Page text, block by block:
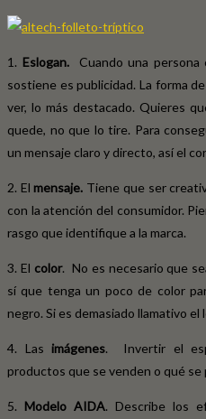
1. Eslogan.
Cuando una
sostiene es publicidad. La forma
ver, lo más destacado. Quieres
quede, no que lo tire. Para
un mensaje claro y directo, así el
2. Elmensaje. Tiene que ser
con la atención del consumidor.
rasgo que identifique a la marca.
3. El color. No es necesario que
sí que tenga un poco de color
negro. Si es demasiado llamativo
4. Lasimágenes. Invertir el
productos que se venden o qué se
5. Modelo AIDA. Describe los